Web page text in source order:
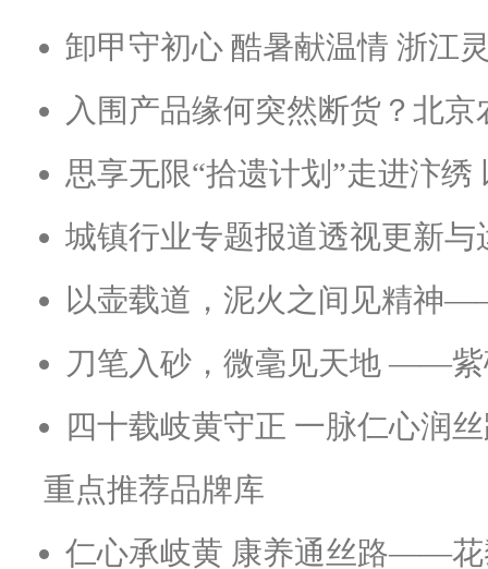
卸甲守初心 酷暑献温情 浙江
入围产品缘何突然断货？北
思享无限“拾遗计划”走进汴
城镇行业专题报道透视更新与
以壶载道，泥火之间见精神
刀笔入砂，微毫见天地 ——紫
四十载岐黄守正 一脉仁心润
重点推荐品牌库
仁心承岐黄 康养通丝路——花